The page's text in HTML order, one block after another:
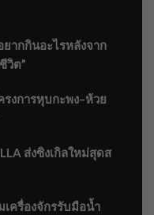
ยากกินอะไรหลังจาก
วิต”
งการหุบกะพง–ห้วย
ส่งซิงเกิลใหม่สุดส
เครื่องจักรรับมือน้ำ